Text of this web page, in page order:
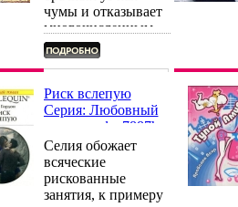
говорит обратное…
Автор Дженни
Адамс Jennie Adams.
чумы и отказывает
многочисленным
поклонникам
Однако Хит
Гриффин, маркиз
Клейборн, не
знавший неудач в
любви; уверен: он
сумеет обольстить
неприступную
красавицуГде
ауузууж девушке
Риск вслепую
Серия: Любовный
роман инфо 7887h.
Селия обожает
всяческие
рискованные
занятия, к примеру